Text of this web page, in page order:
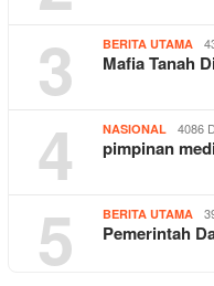
3 BERITA UTAMA
Mafia Tanah
4 NASIONAL 4086
pimpinan
5 BERITA UTAMA
Pemerintah